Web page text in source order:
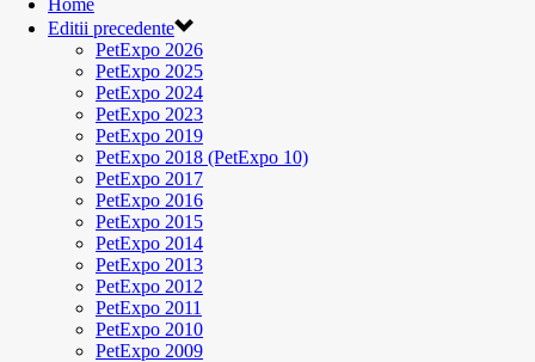
Home
Editii precedente
PetExpo 2026
PetExpo 2025
PetExpo 2024
PetExpo 2023
PetExpo 2019
PetExpo 2018 (PetExpo 10)
PetExpo 2017
PetExpo 2016
PetExpo 2015
PetExpo 2014
PetExpo 2013
PetExpo 2012
PetExpo 2011
PetExpo 2010
PetExpo 2009